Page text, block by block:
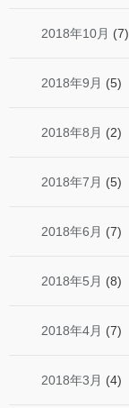
2018年10月 (7)
2018年9月 (5)
2018年8月 (2)
2018年7月 (5)
2018年6月 (7)
2018年5月 (8)
2018年4月 (7)
2018年3月 (4)